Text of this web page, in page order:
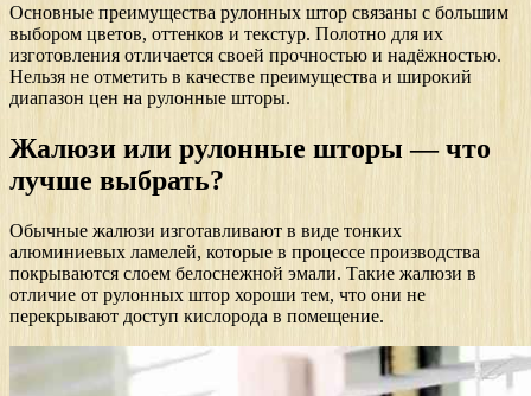
Основные преимущества рулонных штор связаны с большим
выбором цветов, оттенков и текстур. Полотно для их
изготовления отличается своей прочностью и надёжностью.
Нельзя не отметить в качестве преимущества и широкий
диапазон цен на рулонные шторы.
Жалюзи или рулонные шторы — что
лучше выбрать?
Обычные жалюзи изготавливают в виде тонких
алюминиевых ламелей, которые в процессе производства
покрываются слоем белоснежной эмали. Такие жалюзи в
отличие от рулонных штор хороши тем, что они не
перекрывают доступ кислорода в помещение.